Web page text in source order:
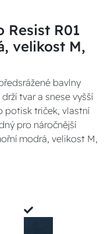
Resist R01
velikost M,
bavlny
tvar a snese vyšší
potisk triček, vlastní
pro náročnější
modrá, velikost M,